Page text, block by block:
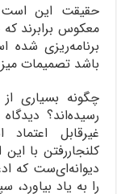
حقیقت این
معکوس برابرند
برنامه‌ریزی
باشد تصمیمات
چگونه بسیاری
رسیده‌اند؟
غیرقابل
کلنجاررفتن با
دیوانه‌ای‌ست که
را به یاد